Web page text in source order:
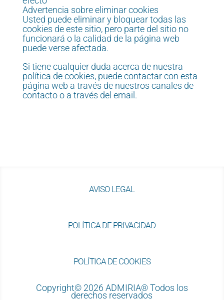
Advertencia sobre eliminar cookies
Usted puede eliminar y bloquear todas las
cookies de este sitio, pero parte del sitio no
funcionará o la calidad de la página web
puede verse afectada.
Si tiene cualquier duda acerca de nuestra
política de cookies, puede contactar con esta
página web a través de nuestros canales de
contacto o a través del email.
AVISO LEGAL
POLÍTICA DE PRIVACIDAD
POLÍTICA DE COOKIES
Copyright© 2026 ADMIRIA® Todos los
derechos reservados